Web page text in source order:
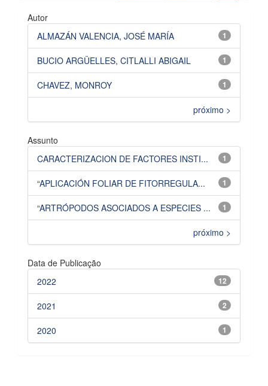
Autor
1
ALMAZÁN VALENCIA, JOSÉ MARÍA
1
BUCIO ARGÜELLES, CITLALLI ABIGAIL
1
CHAVEZ, MONROY
próximo >
Assunto
1
CARACTERIZACION DE FACTORES INSTI...
1
“APLICACIÓN FOLIAR DE FITORREGULA...
1
“ARTRÓPODOS ASOCIADOS A ESPECIES ...
próximo >
Data de Publicação
12
2022
2
2021
1
2020